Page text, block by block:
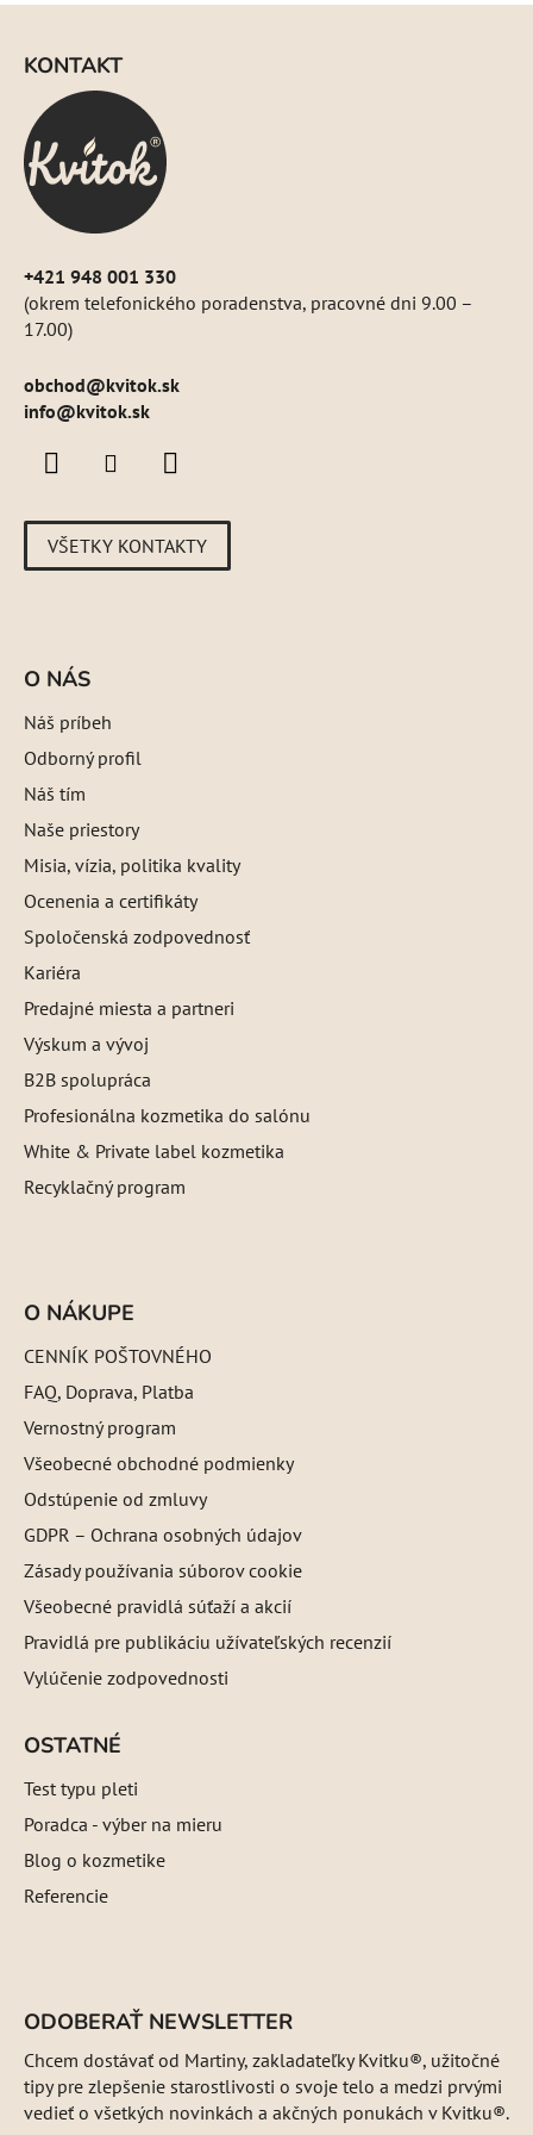
KONTAKT
+421 948 001 330
(okrem telefonického poradenstva, pracovné dni 9.00 –
17.00)
obchod@kvitok.sk
info@kvitok.sk
VŠETKY KONTAKTY
O NÁS
Náš príbeh
Odborný profil
Náš tím
Naše priestory
Misia, vízia, politika kvality
Ocenenia a certifikáty
Spoločenská zodpovednosť
Kariéra
Predajné miesta a partneri
Výskum a vývoj
B2B spolupráca
Profesionálna kozmetika do salónu
White & Private label kozmetika
Recyklačný program
O NÁKUPE
CENNÍK POŠTOVNÉHO
FAQ, Doprava, Platba
Vernostný program
Všeobecné obchodné podmienky
Odstúpenie od zmluvy
GDPR – Ochrana osobných údajov
Zásady používania súborov cookie
Všeobecné pravidlá súťaží a akcií
Pravidlá pre publikáciu užívateľských recenzií
Vylúčenie zodpovednosti
OSTATNÉ
Test typu pleti
Poradca - výber na mieru
Blog o kozmetike
Referencie
ODOBERAŤ NEWSLETTER
Chcem dostávať od Martiny, zakladateľky Kvitku®, užitočné
tipy pre zlepšenie starostlivosti o svoje telo a medzi prvými
vedieť o všetkých novinkách a akčných ponukách v Kvitku®.